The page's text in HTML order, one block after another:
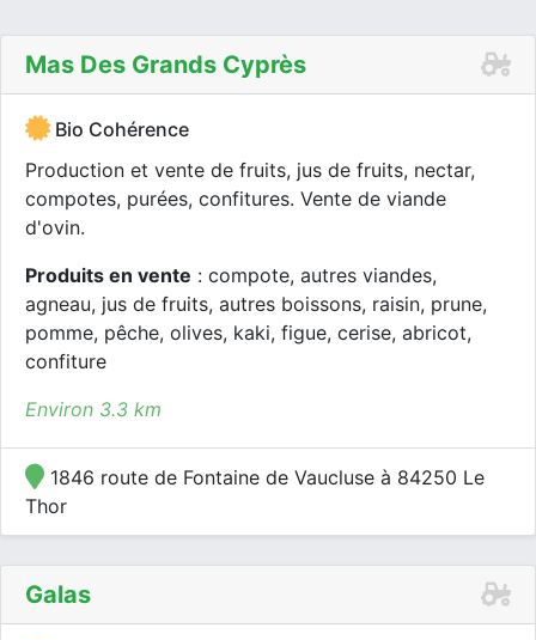
Mas Des Grands Cyprès
Bio Cohérence
Production et vente de fruits, jus de fruits, nectar,
compotes, purées, confitures. Vente de viande
d'ovin.
Produits en vente : compote, autres viandes,
agneau, jus de fruits, autres boissons, raisin, prune,
pomme, pêche, olives, kaki, figue, cerise, abricot,
confiture
Environ 3.3 km
1846 route de Fontaine de Vaucluse à 84250 Le
Thor
Galas